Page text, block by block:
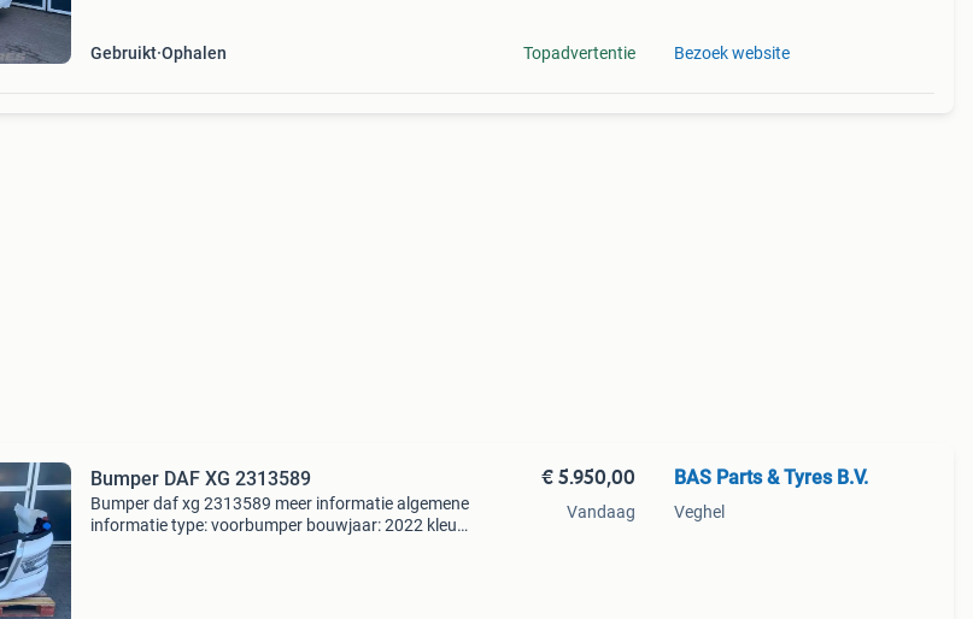
Gebruikt Ophalen Topadvertentie Bezoek website
Bumper DAF XG 2313589
Bumper daf xg 2313589 meer informatie algemene
informatie type: voorbumper bouwjaar: 2022 kleur:
€ 5.950,00
Vandaag
BAS Parts & Tyres B.V.
Veghel